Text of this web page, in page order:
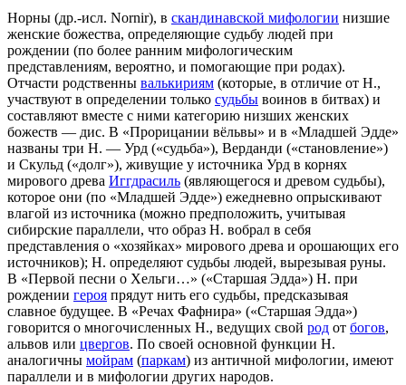
Норны (др.-исл. Nornir), в скандинавской мифологии низшие
женские божества, определяющие судьбу людей при
рождении (по более ранним мифологическим
представлениям, вероятно, и помогающие при родах).
Отчасти родственны валькириям (которые, в отличие от Н.,
участвуют в определении только судьбы воинов в битвах) и
составляют вместе с ними категорию низших женских
божеств — дис. В «Прорицании вёльвы» и в «Младшей Эдде»
названы три Н. — Урд («судьба»), Верданди («становление»)
и Скульд («долг»), живущие у источника Урд в корнях
мирового древа Иггдрасиль (являющегося и древом судьбы),
которое они (по «Младшей Эдде») ежедневно опрыскивают
влагой из источника (можно предположить, учитывая
сибирские параллели, что образ Н. вобрал в себя
представления о «хозяйках» мирового древа и орошающих его
источников); Н. определяют судьбы людей, вырезывая руны.
В «Первой песни о Хельги…» («Старшая Эдда») Н. при
рождении героя прядут нить его судьбы, предсказывая
славное будущее. В «Речах Фафнира» («Старшая Эдда»)
говорится о многочисленных Н., ведущих свой род от богов,
альвов или цвергов. По своей основной функции Н.
аналогичны мойрам (паркам) из античной мифологии, имеют
параллели и в мифологии других народов.